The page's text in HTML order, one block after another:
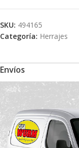
SKU: 494165
Categoría: Herrajes
Envíos